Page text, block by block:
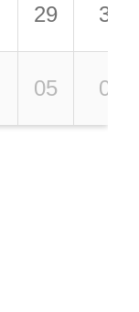
29 30
05 06